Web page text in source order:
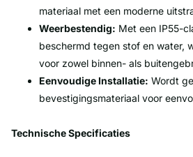
materiaal met een moderne
Weerbestendig: Met een IP55-
beschermd tegen stof en water,
voor zowel binnen- als
Eenvoudige Installatie: Wordt
bevestigingsmateriaal voor
Technische Specificaties